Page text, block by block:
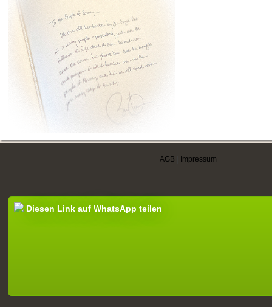
AGB Impressum
Diesen Link auf WhatsApp teilen